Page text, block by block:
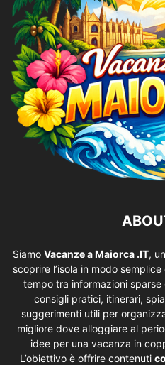
Siamo Vacanze a Maiorca .IT,
scoprire l’isola in modo
tempo tra informazioni
consigli pratici, itinerari,
suggerimenti utili per
migliore dove alloggiare al
idee per una vacanza in
L’obiettivo è offrire contenuti